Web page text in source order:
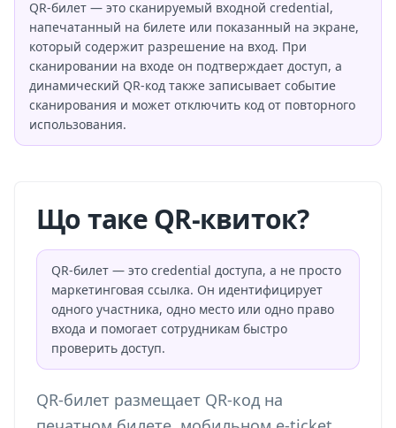
QR-билет — это сканируемый входной credential,
напечатанный на билете или показанный на экране,
который содержит разрешение на вход. При
сканировании на входе он подтверждает доступ, а
динамический QR-код также записывает событие
сканирования и может отключить код от повторного
использования.
Що таке QR-квиток?
QR-билет — это credential доступа, а не просто
маркетинговая ссылка. Он идентифицирует
одного участника, одно место или одно право
входа и помогает сотрудникам быстро
проверить доступ.
QR-билет размещает QR-код на